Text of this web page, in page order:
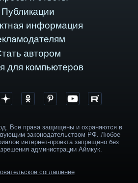
Публикации
информация
автором
для компьютеров
Все права защищены и охраняются в
законодательством РФ. Любое
интернет-проекта запрещено без
администрации Аймкук.
соглашение